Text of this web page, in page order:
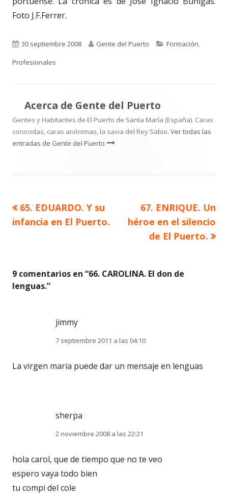
Foto J.F.Ferrer.
Publicado
el
30 septiembre 2008 Autor
Gente del Puerto Categorías
Formación
Profesionales
Acerca de Gente del Puerto
Gentes y Habitantes de El Puerto de Santa María (España). Caras
conocidas, caras anónimas, la savia del Rey Sabio. Ver todas las
entradas de Gente del Puerto
Navegación
Artículo
anterior
65. EDUARDO. Y su
infancia en El Puerto.
Artículo
siguiente
67. ENRIQUE. Un
héroe en el silencio
de El Puerto.
9 comentarios en “66. CAROLINA. El don de
lenguas.”
jimmy
7 septiembre 2011 a las 04:10
La virgen maria puede dar un mensaje en lenguas
sherpa
2 noviembre 2008 a las 22:21
hola carol, que de tiempo que no te veo
espero vaya todo bien
tu compi del cole